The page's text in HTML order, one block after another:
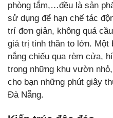
phòng tắm,…đều là sản
sử dụng để hạn chế tác
trí đơn giản, không quá
giá trị tinh thần to lớn. Một
nắng chiếu qua rèm cửa,
trong những khu vườn
cho bạn những phút giây
Đà Nẵng.